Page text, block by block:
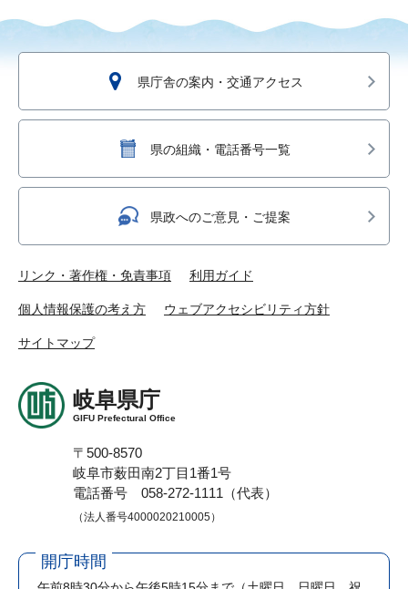
県庁舎の案内・交通アクセス
県の組織・電話番号一覧
県政へのご意見・ご提案
リンク・著作権・免責事項 利用ガイド
個人情報保護の考え方 ウェブアクセシビリティ方針
サイトマップ
岐阜県庁
GIFU Prefectural Office
〒500-8570
岐阜市薮田南2丁目1番1号
電話番号 058-272-1111（代表）
（法人番号4000020210005）
開庁時間